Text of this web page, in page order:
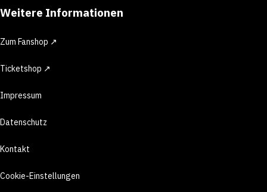
Weitere Informationen
Zum Fanshop ↗
Ticketshop ↗
Impressum
Datenschutz
Kontakt
Cookie-Einstellungen